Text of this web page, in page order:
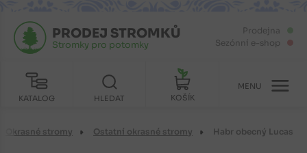
Prodejna
Sezónní e-shop
KATALOG
PRODEJ STROMKŮ
Stromky pro potomky
HLEDAT KOŠÍK
MENU
Okrasné stromy Ostatní okrasné stromy Habr obecný Lucas